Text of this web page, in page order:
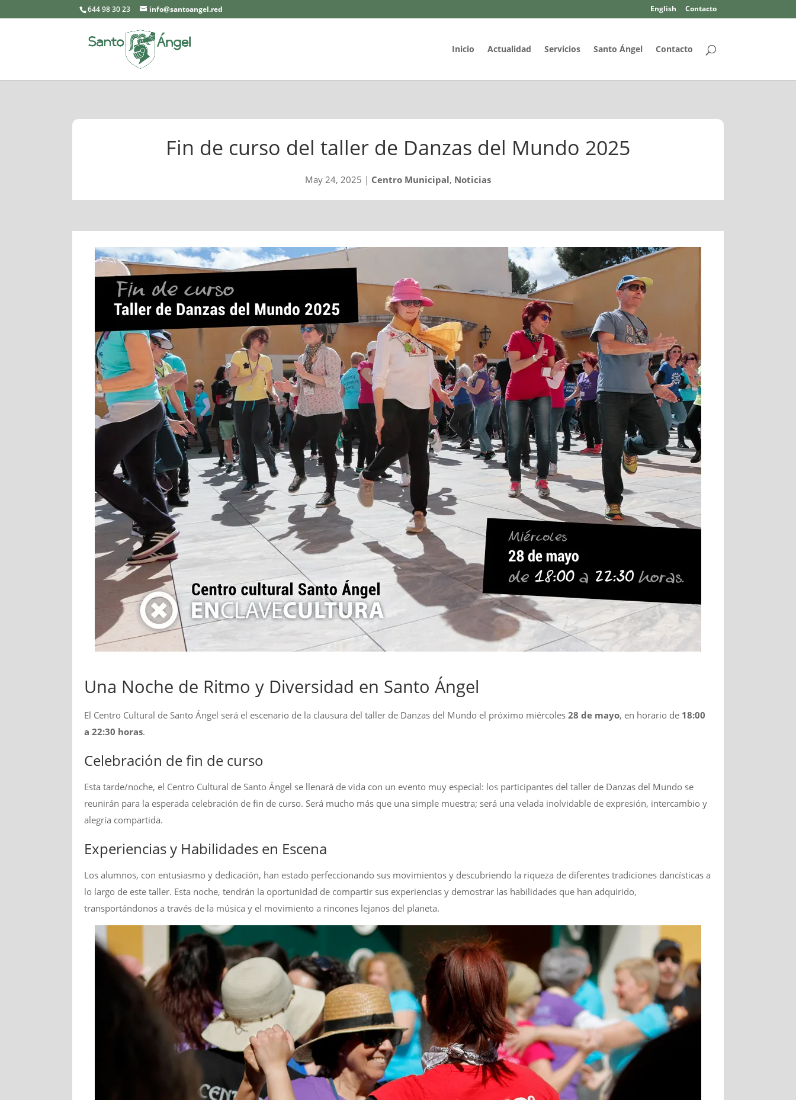
644 98 30 23 info@santoangel.red English Contacto
Inicio Actualidad Servicios Santo Ángel Contacto
Fin de curso del taller de Danzas del Mundo 2025
May 24, 2025 | Centro Municipal, Noticias
Una Noche de Ritmo y Diversidad en Santo Ángel
El Centro Cultural de Santo Ángel será el escenario de la clausura del taller de Danzas del Mundo el próximo miércoles 28 de mayo, en horario de 18:00
a 22:30 horas.
Celebración de fin de curso
Esta tarde/noche, el Centro Cultural de Santo Ángel se llenará de vida con un evento muy especial: los participantes del taller de Danzas del Mundo se
reunirán para la esperada celebración de fin de curso. Será mucho más que una simple muestra; será una velada inolvidable de expresión, intercambio y
alegría compartida.
Experiencias y Habilidades en Escena
Los alumnos, con entusiasmo y dedicación, han estado perfeccionando sus movimientos y descubriendo la riqueza de diferentes tradiciones dancísticas a
lo largo de este taller. Esta noche, tendrán la oportunidad de compartir sus experiencias y demostrar las habilidades que han adquirido,
transportándonos a través de la música y el movimiento a rincones lejanos del planeta.